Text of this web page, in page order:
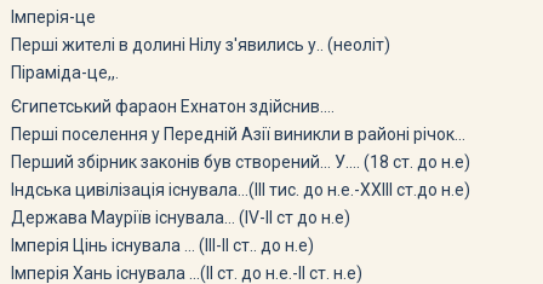
Імперія-це
Перші жителі в долині Нілу з'явились у.. (неоліт)
Піраміда-це,,.
Єгипетський фараон Ехнатон здійснив….
Перші поселення у Передній Азії виникли в районі річок…
Перший збірник законів був створений… У…. (18 ст. до н.е)
Індська цивілізація існувала…(ІІІ тис. до н.е.-XXІІІ ст.до н.е)
Держава Мауріїв існувала… (ІV-ІІ ст до н.е)
Імперія Цінь існувала … (ІІІ-ІІ ст.. до н.е)
Імперія Хань існувала …(ІІ ст. до н.е.-ІІ ст. н.е)